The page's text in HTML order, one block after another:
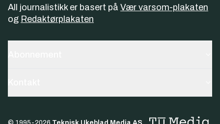
All journalistikk er basert på Vær varsom-plakaten
og Redaktørplakaten